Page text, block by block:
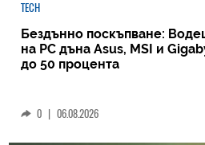
TECH
Бездънно поскъпване:
на РС дъна Asus, MSI и
до 50 процента
0 | 06.08.2026